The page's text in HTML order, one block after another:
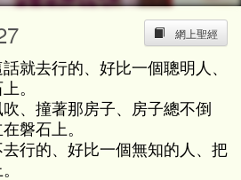
網上聖經
就去行的、好比一個聰明人、
。
、撞著那房子、房子總不倒
磐石上。
行的、好比一個無知的人、把